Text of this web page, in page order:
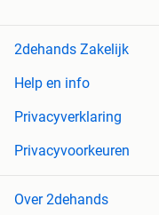
2dehands Zakelijk
Help en info
Privacyverklaring
Privacyvoorkeuren
Over 2dehands